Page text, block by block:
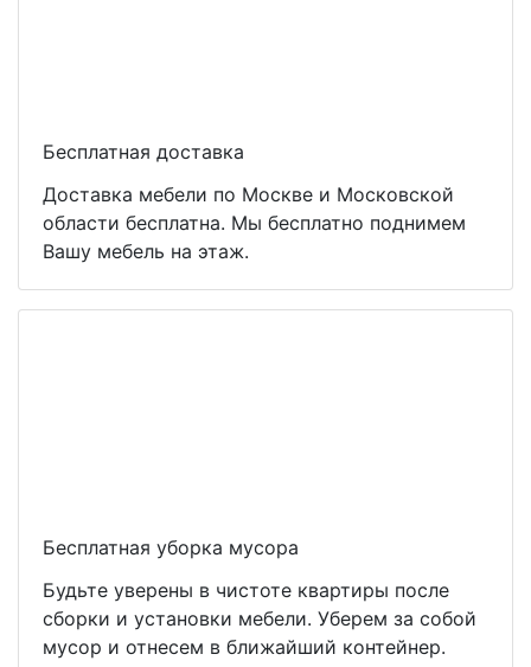
Бесплатная доставка
Доставка мебели по Москве и Московской
области бесплатна. Мы бесплатно поднимем
Вашу мебель на этаж.
Бесплатная уборка мусора
Будьте уверены в чистоте квартиры после
сборки и установки мебели. Уберем за собой
мусор и отнесем в ближайший контейнер.